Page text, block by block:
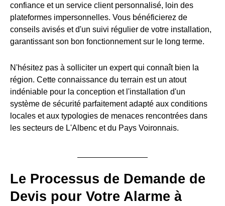
confiance et un service client personnalisé, loin des
plateformes impersonnelles. Vous bénéficierez de
conseils avisés et d'un suivi régulier de votre installation,
garantissant son bon fonctionnement sur le long terme.
N'hésitez pas à solliciter un expert qui connaît bien la
région. Cette connaissance du terrain est un atout
indéniable pour la conception et l'installation d'un
système de sécurité parfaitement adapté aux conditions
locales et aux typologies de menaces rencontrées dans
les secteurs de L'Albenc et du Pays Voironnais.
Le Processus de Demande de
Devis pour Votre Alarme à